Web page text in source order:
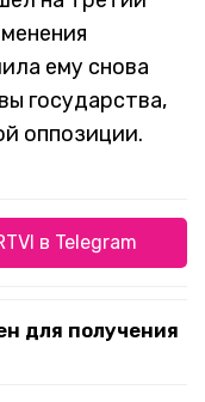
ему снова
государства,
оппозиции.
в Telegram
для получения